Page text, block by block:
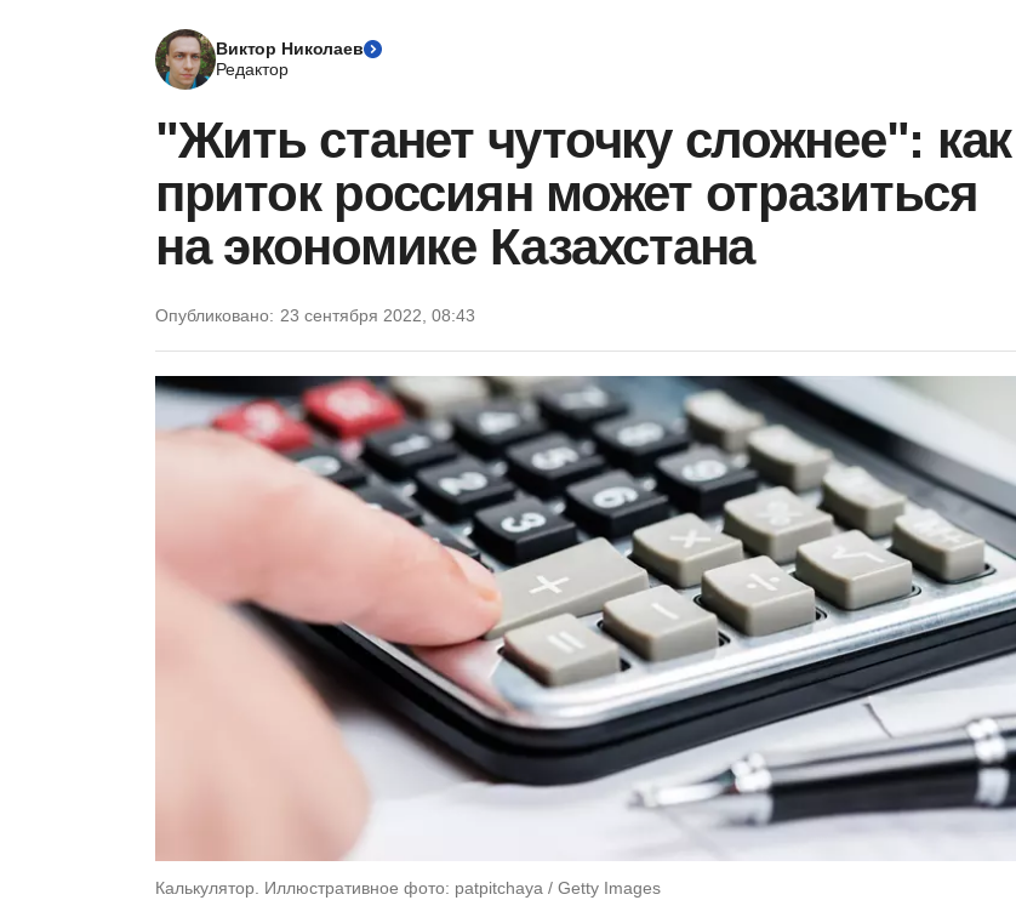
Виктор Николаев
Редактор
"Жить станет чуточку сложнее": как
приток россиян может отразиться
на экономике Казахстана
Опубликовано: 23 сентября 2022, 08:43
Калькулятор. Иллюстративное фото: patpitchaya / Getty Images